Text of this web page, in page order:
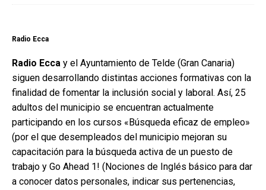
Radio Ecca
Radio Ecca y el Ayuntamiento de Telde (Gran Canaria)
siguen desarrollando distintas acciones formativas con la
finalidad de fomentar la inclusión social y laboral. Así, 25
adultos del municipio se encuentran actualmente
participando en los cursos «Búsqueda eficaz de empleo»
(por el que desempleados del municipio mejoran su
capacitación para la búsqueda activa de un puesto de
trabajo y Go Ahead 1! (Nociones de Inglés básico para dar
a conocer datos personales, indicar sus pertenencias,